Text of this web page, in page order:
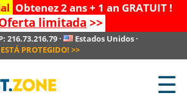
Obtenez 2 ans + 1 an GRATUIT !
limitada >>
216.73.216.79 · Estados Unidos·
PROTEGIDO! >>
☰